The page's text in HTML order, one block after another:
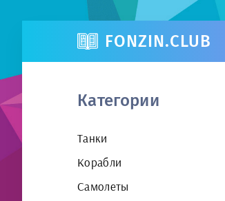
FONZIN.CLUB
Категории
Танки
Корабли
Самолеты